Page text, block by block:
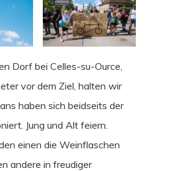
Dorf bei Celles-su-Ource,
vor dem Ziel, halten wir
haben sich beidseits der
Jung und Alt feiern.
einen die Weinflaschen
andere in freudiger